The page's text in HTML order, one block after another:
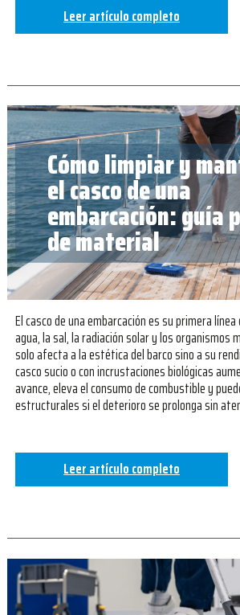
Leer artículo completo
Cómo limpiar y
el casco de una
embarcación: guía
de material
El casco de una embarcación es su primera
agua, la sal, la radiación solar y los organismos
solo afecta a la estética del barco sino a su
casco sucio o con incrustaciones biológicas
avance, eleva el consumo de combustible y
estructurales si el deterioro se prolonga sin
Leer artículo completo